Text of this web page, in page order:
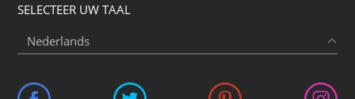
SELECTEER UW TAAL